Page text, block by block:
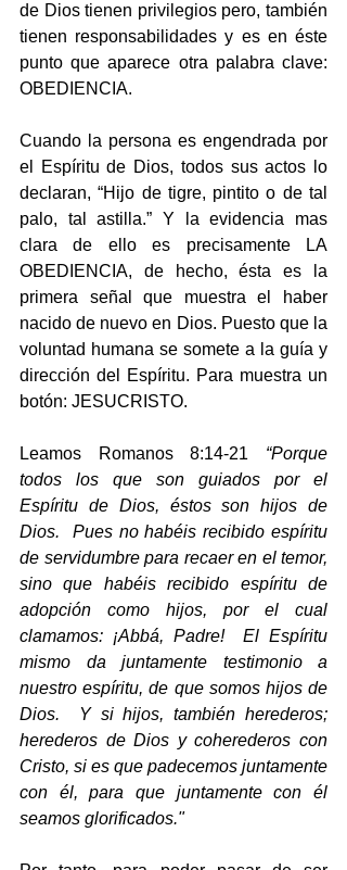
de Dios tienen privilegios pero, también
tienen responsabilidades y es en éste
punto que aparece otra palabra clave:
OBEDIENCIA.
Cuando la persona es engendrada por
el Espíritu de Dios, todos sus actos lo
declaran, “Hijo de tigre, pintito o de tal
palo, tal astilla.” Y la evidencia mas
clara de ello es precisamente LA
OBEDIENCIA, de hecho, ésta es la
primera señal que muestra el haber
nacido de nuevo en Dios. Puesto que la
voluntad humana se somete a la guía y
dirección del Espíritu. Para muestra un
botón: JESUCRISTO.
Leamos Romanos 8:14-21 “Porque
todos los que son guiados por el
Espíritu de Dios, éstos son hijos de
Dios.  Pues no habéis recibido espíritu
de servidumbre para recaer en el temor,
sino que habéis recibido espíritu de
adopción como hijos, por el cual
clamamos: ¡Abbá, Padre!  El Espíritu
mismo da juntamente testimonio a
nuestro espíritu, de que somos hijos de
Dios.  Y si hijos, también herederos;
herederos de Dios y coherederos con
Cristo, si es que padecemos juntamente
con él, para que juntamente con él
seamos glorificados."